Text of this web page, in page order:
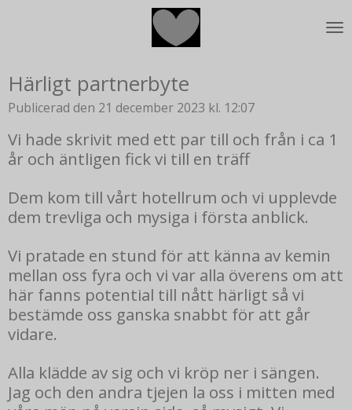
Härligt partnerbyte
Publicerad den 21 december 2023 kl. 12:07
Vi hade skrivit med ett par till och från i ca 1
år och äntligen fick vi till en träff
Dem kom till vårt hotellrum och vi upplevde
dem trevliga och mysiga i första anblick.
Vi pratade en stund för att känna av kemin
mellan oss fyra och vi var alla överens om att
här fanns potential till nått härligt så vi
bestämde oss ganska snabbt för att går
vidare.
Alla klädde av sig och vi kröp ner i sängen.
Jag och den andra tjejen la oss i mitten med